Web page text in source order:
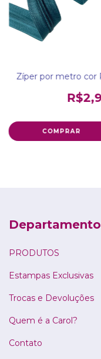
Zíper por metro cor
PRODUTOS
Estampas Exclusivas
Trocas e Devoluções
Quem é a Carol?
Contato